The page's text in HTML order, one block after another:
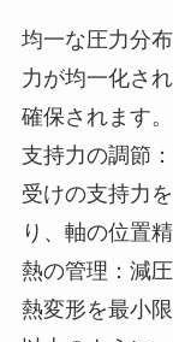
均一な圧力分
力が均一化さ
確保されます。
支持力の調節
受けの支持力
り、軸の位置
熱の管理：減
熱変形を最小